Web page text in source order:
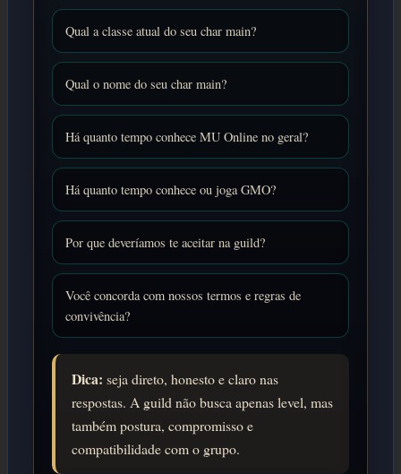
Qual a classe atual do seu char main?
Qual o nome do seu char main?
Há quanto tempo conhece MU Online no geral?
Há quanto tempo conhece ou joga GMO?
Por que deveríamos te aceitar na guild?
Você concorda com nossos termos e regras de
convivência?
Dica: seja direto, honesto e claro nas
respostas. A guild não busca apenas level, mas
também postura, compromisso e
compatibilidade com o grupo.